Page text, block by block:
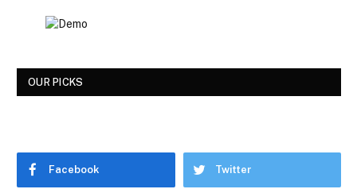
OUR PICKS
Facebook Twitter